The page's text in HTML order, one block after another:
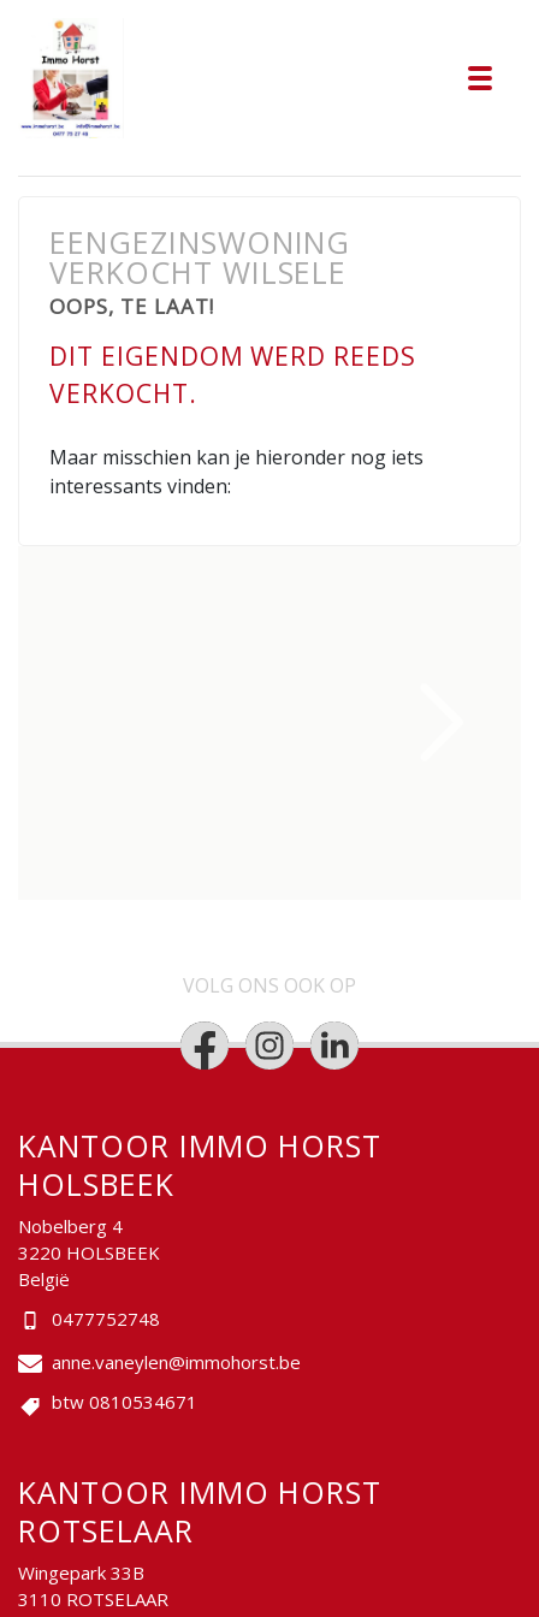
EENGEZINSWONING
VERKOCHT WILSELE
OOPS, TE LAAT!
DIT EIGENDOM WERD REEDS
VERKOCHT.
Maar misschien kan je hieronder nog iets
interessants vinden:
VOLG ONS OOK OP
KANTOOR IMMO HORST
HOLSBEEK
Nobelberg 4
3220 HOLSBEEK
België
0477752748
anne.vaneylen@immohorst.be
btw 0810534671
KANTOOR IMMO HORST
ROTSELAAR
Wingepark 33B
3110 ROTSELAAR